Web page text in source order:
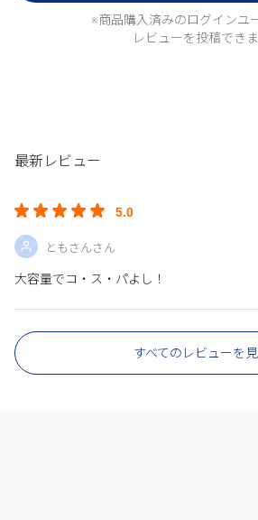
※商品購入済みのログインユ
レビューを投稿でき
最新レビュー
5.0
ともさんさん
大容量でコ・ス・パよし！
すべてのレビューを